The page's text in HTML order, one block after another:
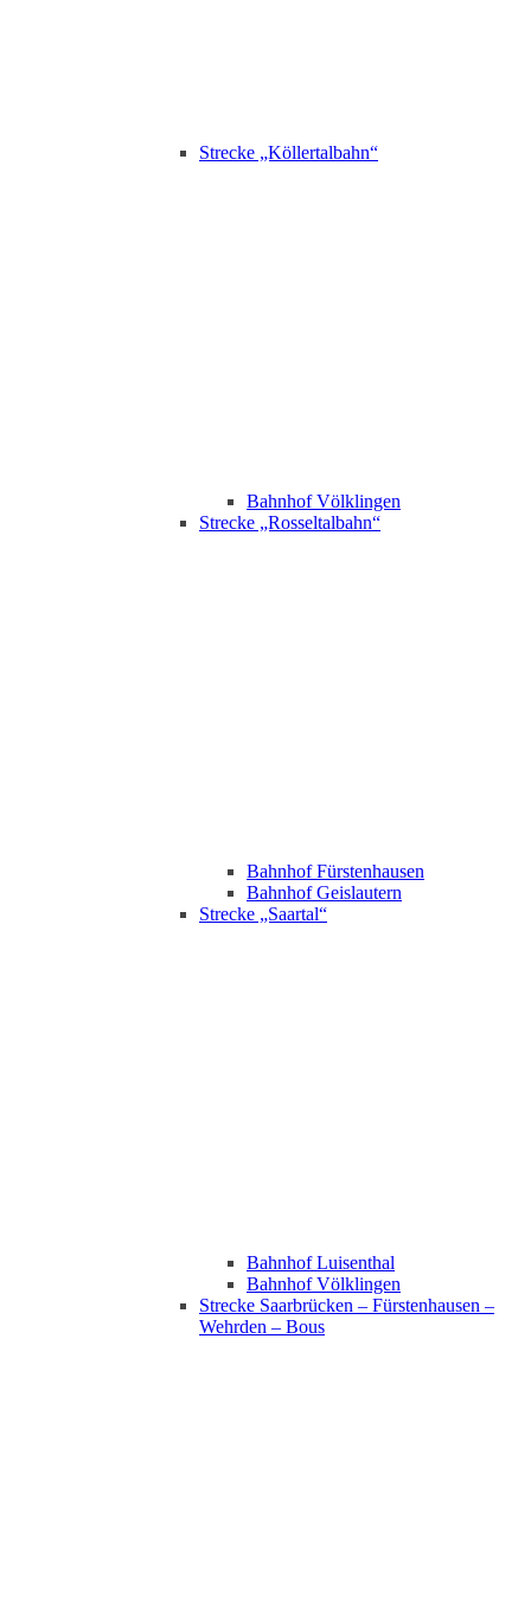
Strecke „Köllertalbahn“
Bahnhof Völklingen
Strecke „Rosseltalbahn“
Bahnhof Fürstenhausen
Bahnhof Geislautern
Strecke „Saartal“
Bahnhof Luisenthal
Bahnhof Völklingen
Strecke Saarbrücken – Fürstenhausen –
Wehrden – Bous